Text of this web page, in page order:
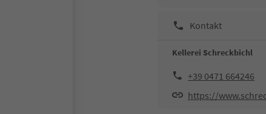
Kontakt
Kellerei Schreckbichl
+39 0471 664246
https://